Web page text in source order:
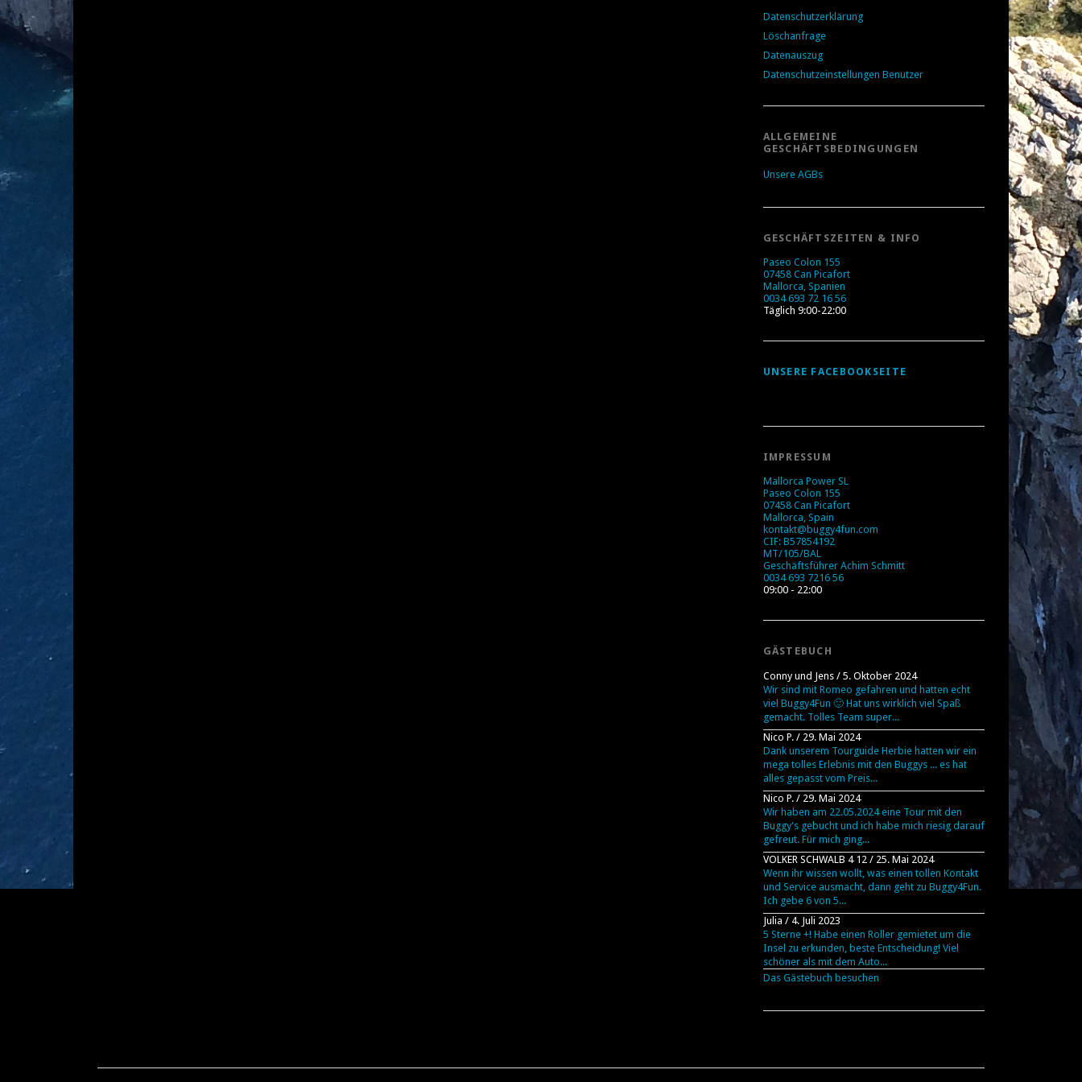
Datenschutzerklärung
Löschanfrage
Datenauszug
Datenschutzeinstellungen Benutzer
ALLGEMEINE
GESCHÄFTSBEDINGUNGEN
Unsere AGBs
GESCHÄFTSZEITEN & INFO
Paseo Colon 155
07458 Can Picafort
Mallorca, Spanien
0034 693 72 16 56
Täglich 9:00-22:00
UNSERE FACEBOOKSEITE
IMPRESSUM
Mallorca Power SL
Paseo Colon 155
07458 Can Picafort
Mallorca, Spain
kontakt@buggy4fun.com
CIF: B57854192
MT/105/BAL
Geschäftsführer Achim Schmitt
0034 693 7216 56
09:00 - 22:00
GÄSTEBUCH
Conny und Jens/ 5. Oktober 2024
Wir sind mit Romeo gefahren und hatten echt
viel Buggy4Fun 🙂 Hat uns wirklich viel Spaß
gemacht. Tolles Team super...
Nico P./ 29. Mai 2024
Dank unserem Tourguide Herbie hatten wir ein
mega tolles Erlebnis mit den Buggys ... es hat
alles gepasst vom Preis...
Nico P./ 29. Mai 2024
Wir haben am 22.05.2024 eine Tour mit den
Buggy's gebucht und ich habe mich riesig darauf
gefreut. Für mich ging...
VOLKER SCHWALB 4 12/ 25. Mai 2024
Wenn ihr wissen wollt, was einen tollen Kontakt
und Service ausmacht, dann geht zu Buggy4Fun.
Ich gebe 6 von 5...
Julia / 4. Juli 2023
5 Sterne +! Habe einen Roller gemietet um die
Insel zu erkunden, beste Entscheidung! Viel
schöner als mit dem Auto...
Das Gästebuch besuchen